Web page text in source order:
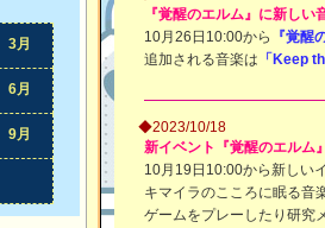
3月
6月
9月
『覚醒のエルム』に新しい
10月26日10:00から
『覚醒
追加される音楽は 「Keep
◆2023/10/18
新イベント『覚醒のエルム』
10月19日10:00から新しい
キマイラのこころに眠る音
ゲームをプレーしたり研究